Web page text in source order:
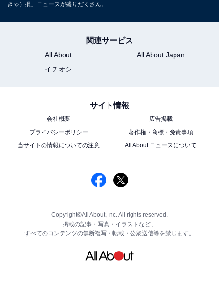
きゃ）損」ニュースが盛りだくさん。
関連サービス
All About
All About Japan
イチオシ
サイト情報
会社概要
広告掲載
プライバシーポリシー
著作権・商標・免責事項
当サイトの情報についての注意
All About ニュースについて
Copyright©All About, Inc. All rights reserved.
掲載の記事・写真・イラストなど、
すべてのコンテンツの無断複写・転載・公衆送信等を禁じます。